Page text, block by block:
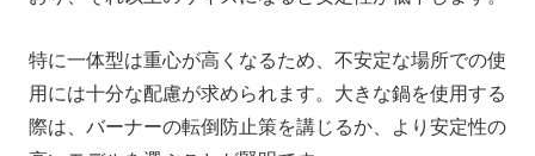
特に一体型は重心が高くなるため、不安定な場所での使
用には十分な配慮が求められます。大きな鍋を使用する
際は、バーナーの転倒防止策を講じるか、より安定性の